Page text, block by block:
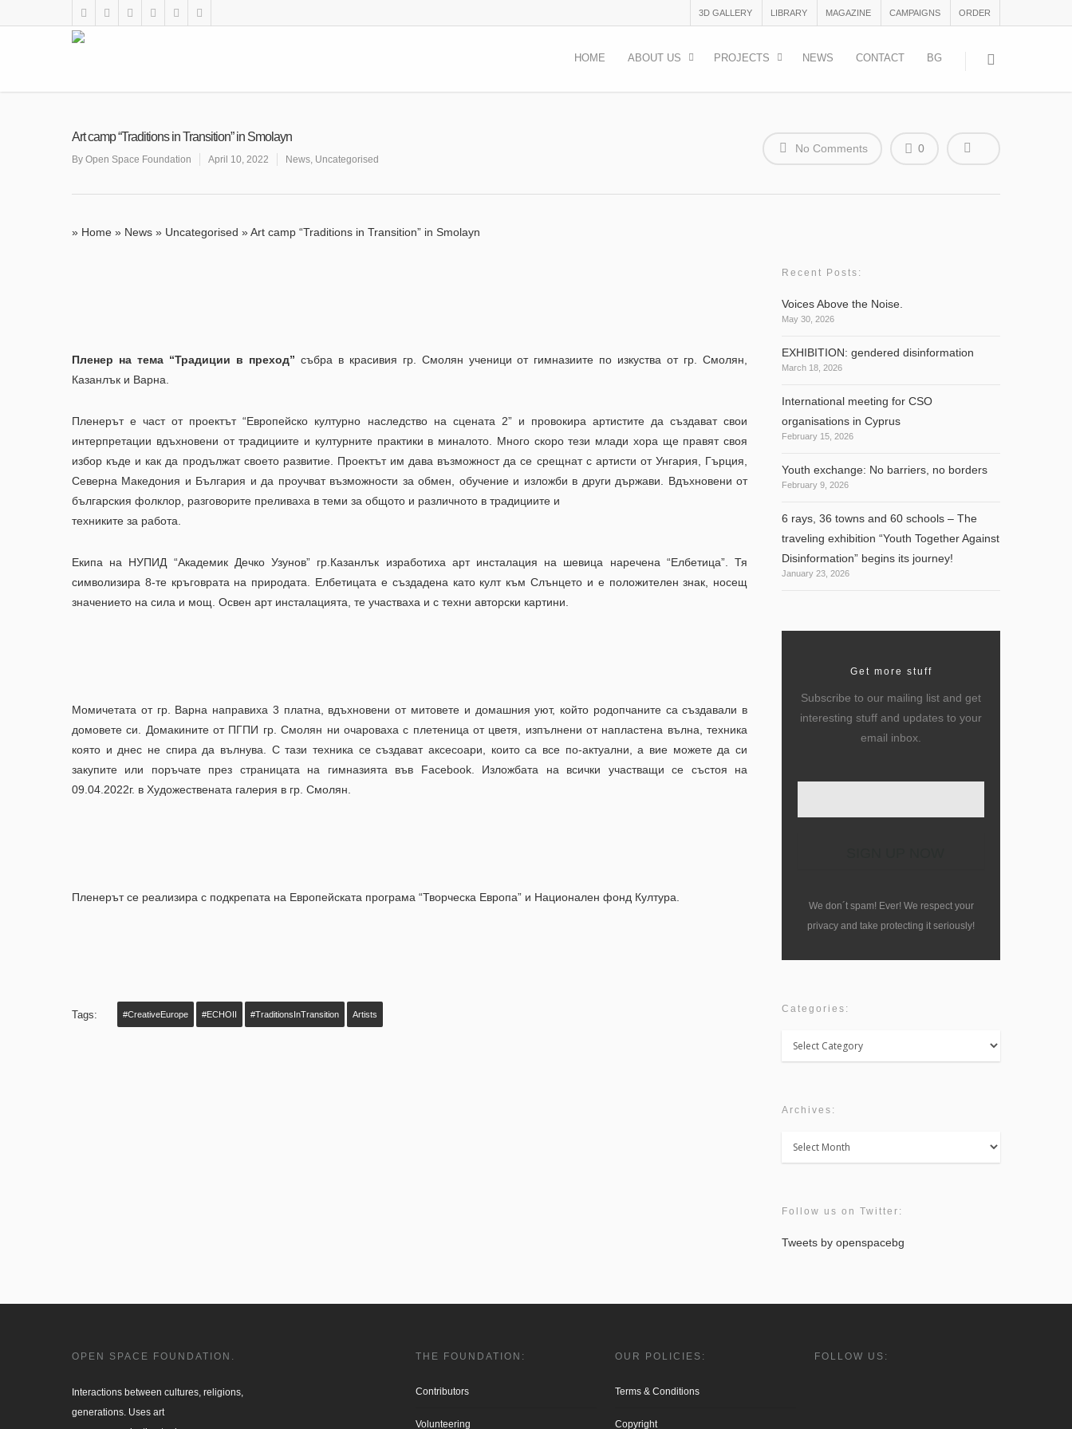
3D GALLERY LIBRARY MAGAZINE CAMPAIGNS ORDER
HOME ABOUT US PROJECTS NEWS CONTACT BG
Art camp “Traditions in Transition” in Smolayn
By Open Space Foundation April 10, 2022 News, Uncategorised
No Comments 0
» Home » News » Uncategorised »Art camp “Traditions in Transition” in Smolayn
Пленер на тема “Традиции в преход” събра в красивия гр. Смолян ученици от гимназиите по изкуства от гр. Смолян,
Казанлък и Варна.
Пленерът е част от проектът “Европейско културно наследство на сцената 2” и провокира артистите да създават свои
интерпретации вдъхновени от традициите и културните практики в миналото. Много скоро тези млади хора ще правят своя
избор къде и как да продължат своето развитие. Проектът им дава възможност да се срещнат с артисти от Унгария, Гърция,
Северна Македония и България и да проучват възможности за обмен, обучение и изложби в други държави. Вдъхновени от
българския фолклор, разговорите преливаха в теми за общото и различното в традициите и
техниките за работа.
Екипа на НУПИД “Академик Дечко Узунов” гр.Казанлък изработиха арт инсталация на шевица наречена “Елбетица”. Тя
символизира 8-те кръговрата на природата. Елбетицата е създадена като култ към Слънцето и е положителен знак, носещ
значението на сила и мощ. Освен арт инсталацията, те участваха и с техни авторски картини.
Момичетата от гр. Варна направиха 3 платна, вдъхновени от митовете и домашния уют, който родопчаните са създавали в
домовете си. Домакините от ПГПИ гр. Смолян ни очароваха с плетеница от цветя, изпълнени от напластена вълна, техника
която и днес не спира да вълнува. С тази техника се създават аксесоари, които са все по-актуални, а вие можете да си
закупите или поръчате през страницата на гимназията във Facebook. Изложбата на всички участващи се състоя на
09.04.2022г. в Художествената галерия в гр. Смолян.
Пленерът се реализира с подкрепата на Европейската програма “Творческа Европа” и Национален фонд Култура.
Tags: #CreativeEurope #ECHOII #TraditionsInTransition Artists
Recent Posts:
Voices Above the Noise.
May 30, 2026
EXHIBITION: gendered disinformation
March 18, 2026
International meeting for CSO
organisations in Cyprus
February 15, 2026
Youth exchange: No barriers, no borders
February 9, 2026
6 rays, 36 towns and 60 schools – The
traveling exhibition “Youth Together Against
Disinformation” begins its journey!
January 23, 2026
Get more stuff
Subscribe to our mailing list and get
interesting stuff and updates to your
email inbox.
We don´t spam! Ever! We respect your
privacy and take protecting it seriously!
Categories:
Categories:
Archives:
Archives:
Follow us on Twitter:
Tweets by openspacebg
OPEN SPACE FOUNDATION.
Interactions between cultures, religions,
generations. Uses art
THE FOUNDATION:
Contributors
Volunteering
OUR POLICIES:
Terms & Conditions
Copyright
FOLLOW US: